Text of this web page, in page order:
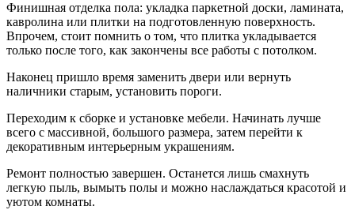
Финишная отделка пола: укладка паркетной доски, ламината,
кавролина или плитки на подготовленную поверхность.
Впрочем, стоит помнить о том, что плитка укладывается
только после того, как закончены все работы с потолком.
Наконец пришло время заменить двери или вернуть
наличники старым, установить пороги.
Переходим к сборке и установке мебели. Начинать лучше
всего с массивной, большого размера, затем перейти к
декоративным интерьерным украшениям.
Ремонт полностью завершен. Останется лишь смахнуть
легкую пыль, вымыть полы и можно наслаждаться красотой и
уютом комнаты.